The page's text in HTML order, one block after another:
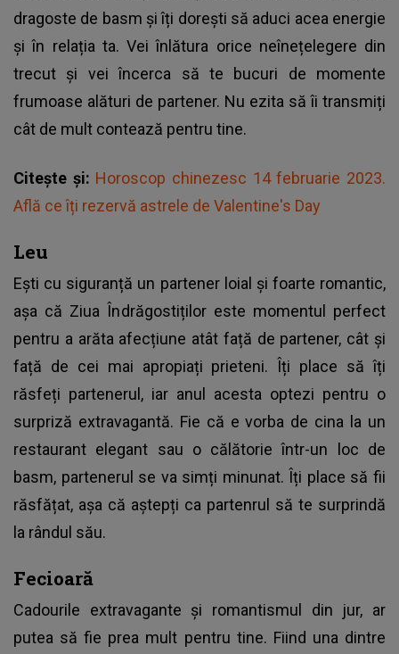
dragoste de basm și îți dorești să aduci acea energie
și în relația ta. Vei înlătura orice neînețelegere din
trecut și vei încerca să te bucuri de momente
frumoase alături de partener. Nu ezita să îi transmiți
cât de mult contează pentru tine.
Citește și: Horoscop chinezesc 14 februarie 2023.
Află ce îți rezervă astrele de Valentine's Day
Leu
Ești cu siguranță un partener loial și foarte romantic,
așa că Ziua Îndrăgostiților este momentul perfect
pentru a arăta afecțiune atât față de partener, cât și
față de cei mai apropiați prieteni. Îți place să îți
răsfeți partenerul, iar anul acesta optezi pentru o
surpriză extravagantă. Fie că e vorba de cina la un
restaurant elegant sau o călătorie într-un loc de
basm, partenerul se va simți minunat. Îți place să fii
răsfățat, așa că aștepți ca partenrul să te surprindă
la rândul său.
Fecioară
Cadourile extravagante și romantismul din jur, ar
putea să fie prea mult pentru tine. Fiind una dintre